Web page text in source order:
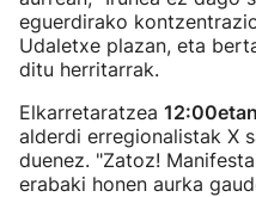
eguerdirako
Udaletxe plazan, eta
ditu herritarrak.
Elkarretaratzea 12:00etan
alderdi erregionalistak X
duenez. "Zatoz!
erabaki honen aurka